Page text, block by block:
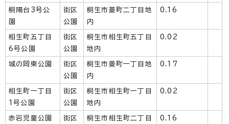
桐陽台3号公
園
街区
公園
桐生市菱町二丁目地
内
0.16
相生町五丁目
6号公園
街区
公園
桐生市相生町五丁目
地内
0.02
城の岡東公園
街区
公園
桐生市菱町一丁目地
内
0.17
相生町一丁目
1号公園
街区
公園
桐生市相生町一丁目
地内
0.02
赤岩児童公園
街区
桐生市相生町二丁目
0.16